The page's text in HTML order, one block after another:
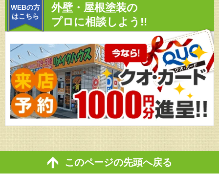
WEBの方
はこちら
外壁・屋根塗装の
プロに相談しよう!!
このページの先頭へ戻る